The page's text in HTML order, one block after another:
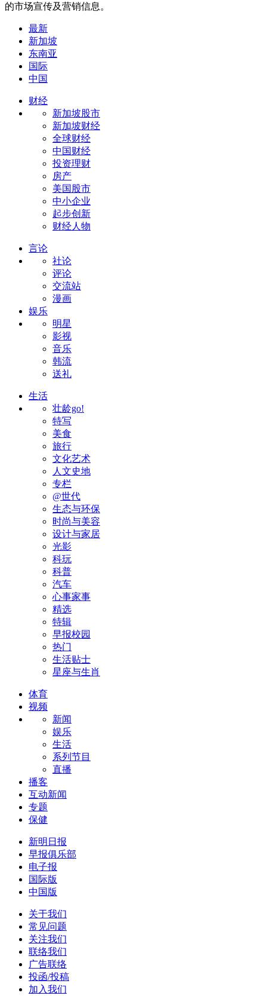
的市场宣传及营销信息。
最新
新加坡
东南亚
国际
中国
财经
新加坡股市
新加坡财经
全球财经
中国财经
投资理财
房产
美国股市
中小企业
起步创新
财经人物
言论
社论
评论
交流站
漫画
娱乐
明星
影视
音乐
韩流
送礼
生活
壮龄go!
特写
美食
旅行
文化艺术
人文史地
专栏
@世代
生态与环保
时尚与美容
设计与家居
光影
科玩
科普
汽车
心事家事
精选
特辑
早报校园
热门
生活贴士
星座与生肖
体育
视频
新闻
娱乐
生活
系列节目
直播
播客
互动新闻
专题
保健
新明日报
早报俱乐部
电子报
国际版
中国版
关于我们
常见问题
关注我们
联络我们
广告联络
投函/投稿
加入我们